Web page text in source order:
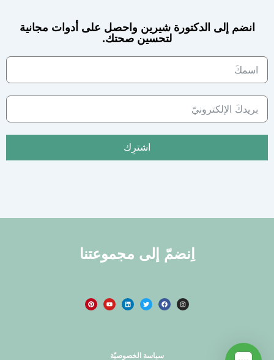
انضم إلى الدكتورة شيرين واحصل على أدوات مجانية
لتحسين صحتك.
اشترِك
اِنضمّ إلى مجموعتنا
سياسة الخصوصيّة